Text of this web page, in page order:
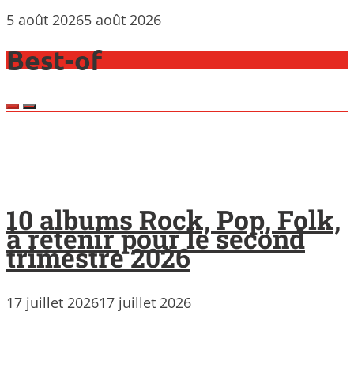
5 août 20265 août 2026
Best-of
10 albums Rock, Pop, Folk,
à retenir pour le second
trimestre 2026
17 juillet 202617 juillet 2026